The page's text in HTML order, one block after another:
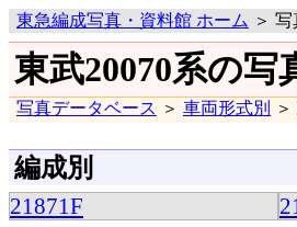
東急編成写真・資料館 ホーム ＞
東武20070系の写
写真データベース ＞ 車両形式別 ＞
編成別
21871F